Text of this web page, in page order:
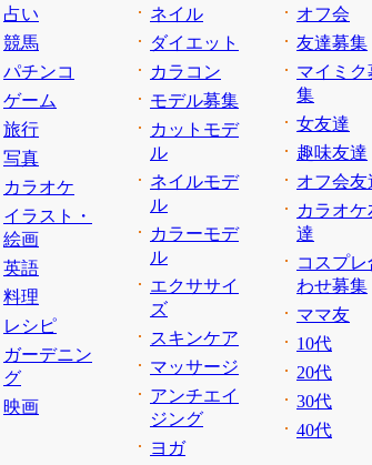
占い
競馬
パチンコ
ゲーム
旅行
写真
カラオケ
イラスト・
絵画
英語
料理
レシピ
ガーデニン
グ
映画
ネイル
ダイエット
カラコン
モデル募集
カットモデ
ル
ネイルモデ
ル
カラーモデ
ル
エクササイ
ズ
スキンケア
マッサージ
アンチエイ
ジング
ヨガ
オフ会
友達募集
マイミク
集
女友達
趣味友達
オフ会友
カラオケ
達
コスプレ
わせ募集
ママ友
10代
20代
30代
40代